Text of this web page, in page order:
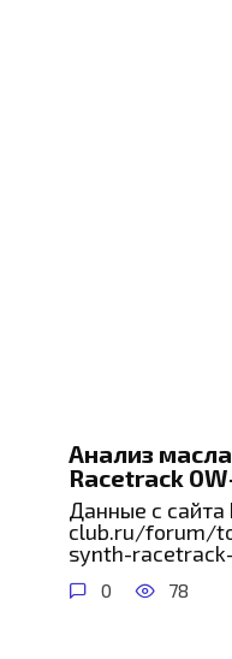
Анализ
Racetrack
Данные с
club.ru/forum/
synth-
0 78